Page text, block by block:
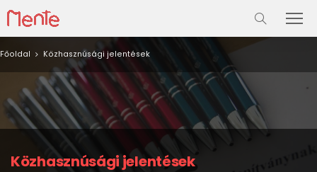
Főoldal Közhasznúsági jelentések
Közhasznúsági jelentések